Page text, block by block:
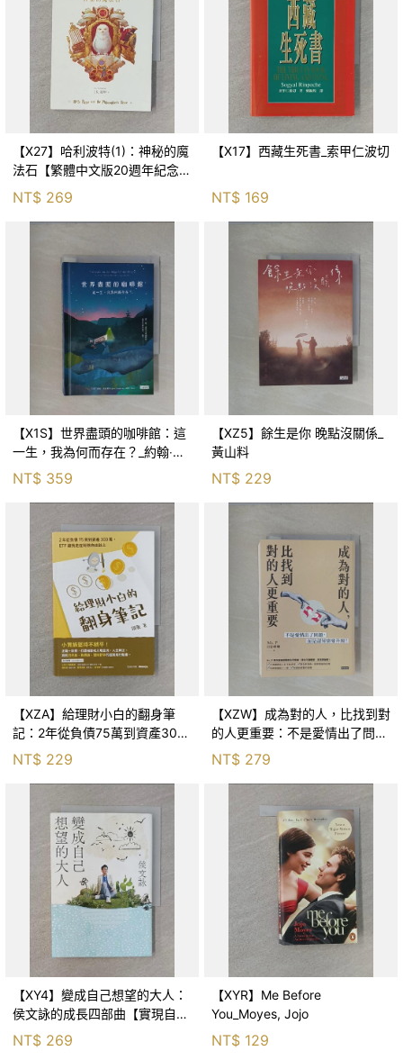
【X27】哈利波特(1)：神秘的魔
法石【繁體中文版20週年紀念】
NT$ 269
【X17】西藏生死書_索甲仁波切
NT$ 169
【X1S】世界盡頭的咖啡館：這
一生，我為何而存在？_約翰‧史
崔勒基, Elsa
NT$ 359
【XZ5】餘生是你 晚點沒關係_
黃山料
NT$ 229
【XZA】給理財小白的翻身筆
記：2年從負債75萬到資產300
萬，ETF讓我走在財務自由路上_
鐵蛋
NT$ 229
【XZW】成為對的人，比找到對
的人更重要：不是愛情出了問
題，而是認知需要升級！_Mr. P
NT$ 279
【XY4】變成自己想望的大人：
侯文詠的成長四部曲【實現自
己】_侯文詠
NT$ 269
【XYR】Me Before
You_Moyes, Jojo
NT$ 129